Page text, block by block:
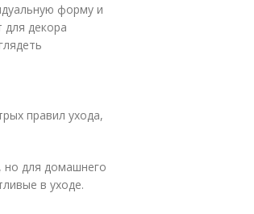
форму и
для декора
правил ухода,
но для домашнего
в уходе.